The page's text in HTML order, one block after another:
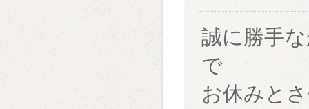
誠に勝手
で
お休みと